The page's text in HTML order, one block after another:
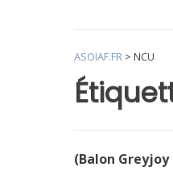
ASOIAF.FR > NCU
(Balon